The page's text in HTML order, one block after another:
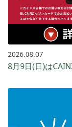
2026.08.07
8月9日(日)は